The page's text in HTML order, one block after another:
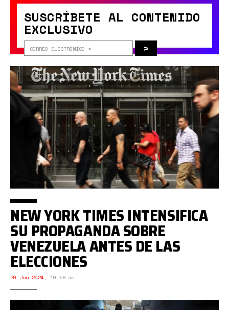
SUSCRÍBETE AL CONTENIDO
EXCLUSIVO
>
NEW YORK TIMES INTENSIFICA
SU PROPAGANDA SOBRE
VENEZUELA ANTES DE LAS
ELECCIONES
20 Jun 2024 , 10:58 am.